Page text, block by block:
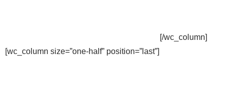
[/wc_column]
[wc_column size=”one-half” position=”last”]